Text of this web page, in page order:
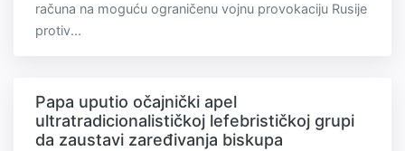
računa na moguću ograničenu vojnu provokaciju Rusije
protiv...
Papa uputio očajnički apel
ultratradicionalističkoj lefebrističkoj grupi
da zaustavi zaređivanja biskupa